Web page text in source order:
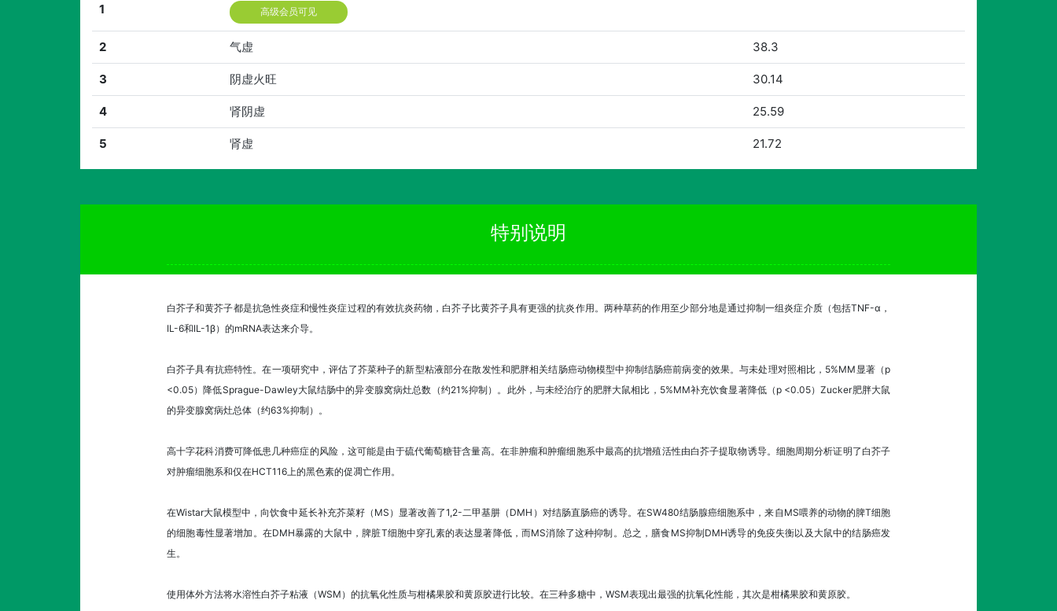
1 高级会员可见
2 气虚 38.3
3 阴虚火旺 30.14
4 肾阴虚 25.59
5 肾虚 21.72
特别说明
白芥子和黄芥子都是抗急性炎症和慢性炎症过程的有效抗炎药物，白芥子比黄芥子具有更强的抗炎作用。两种草药的作用至少部分地是通过抑制一组炎症介质（包括TNF-α，
IL-6和IL-1β）的mRNA表达来介导。
白芥子具有抗癌特性。在一项研究中，评估了芥菜种子的新型粘液部分在散发性和肥胖相关结肠癌动物模型中抑制结肠癌前病变的效果。与未处理对照相比，5%MM显著（p
<0.05）降低Sprague-Dawley大鼠结肠中的异变腺窝病灶总数（约21%抑制）。此外，与未经治疗的肥胖大鼠相比，5%MM补充饮食显著降低（p <0.05）Zucker肥胖大鼠
的异变腺窝病灶总体（约63%抑制）。
高十字花科消费可降低患几种癌症的风险，这可能是由于硫代葡萄糖苷含量高。在非肿瘤和肿瘤细胞系中最高的抗增殖活性由白芥子提取物诱导。细胞周期分析证明了白芥子
对肿瘤细胞系和仅在HCT116上的黑色素的促凋亡作用。
在Wistar大鼠模型中，向饮食中延长补充芥菜籽（MS）显著改善了1,2-二甲基肼（DMH）对结肠直肠癌的诱导。在SW480结肠腺癌细胞系中，来自MS喂养的动物的脾T细胞
的细胞毒性显著增加。在DMH暴露的大鼠中，脾脏T细胞中穿孔素的表达显著降低，而MS消除了这种抑制。总之，膳食MS抑制DMH诱导的免疫失衡以及大鼠中的结肠癌发
生。
使用体外方法将水溶性白芥子粘液（WSM）的抗氧化性质与柑橘果胶和黄原胶进行比较。在三种多糖中，WSM表现出最强的抗氧化性能，其次是柑橘果胶和黄原胶。